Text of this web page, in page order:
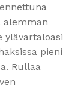
alemman
ylävartaloasi
pieni
Rullaa